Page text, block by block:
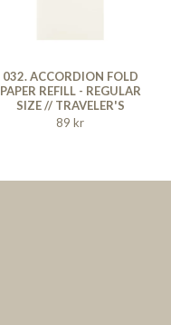
032. ACCORDION FOLD
PAPER REFILL - REGULAR
SIZE // TRAVELER'S
NOTEBOOK
89 kr